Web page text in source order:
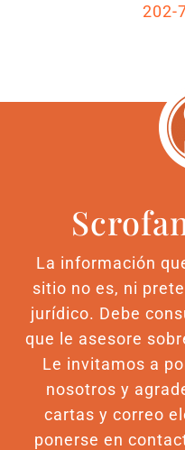
202-
La información
sitio no es, ni
jurídico. Debe
que le asesore
Le invitamos a
nosotros y
cartas y correo
ponerse en